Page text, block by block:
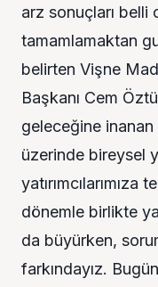
arz sonuçları belli
tamamlamaktan
belirten Vişne
Başkanı Cem
geleceğine
üzerinde bireysel
dönemle birlikte
da büyürken,
farkındayız.